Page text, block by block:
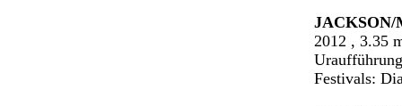
2012 , 3.35
Festivals: